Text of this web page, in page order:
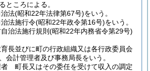
ところによる。
法(昭和22年法律第67号)をいう。
法施行令(昭和22年政令第16号)をいう。
治法施行規則 (昭和22年内務省令第29号)
長並びに町の行政組織又は各行政委員会
会計管理者及び事務局長をいう。
者 町長又はその委任を受けて収入の調定